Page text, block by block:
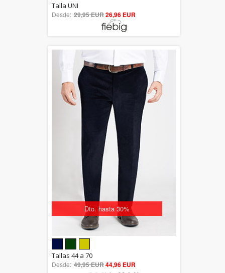
out of 5
Talla UNI
Desde: 29,95 EUR26,96 EUR
Dto. hasta 30%
out of 5
Tallas 44 a 70
Desde: 49,95 EUR44,96 EUR